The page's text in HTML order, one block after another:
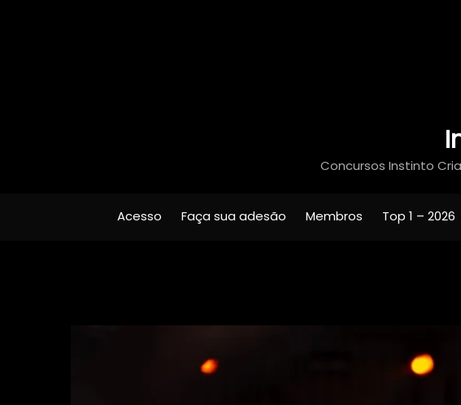
Concursos Instinto
Acesso Faça sua adesão Membros Top 1 – 2026